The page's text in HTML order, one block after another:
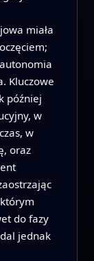
miała
Kluczowe
później
w
w
oraz
do fazy
jednak